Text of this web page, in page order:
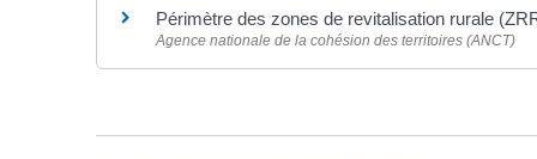
Périmètre des zones de revitalisation rurale
Agence nationale de la cohésion des territoires (ANCT)